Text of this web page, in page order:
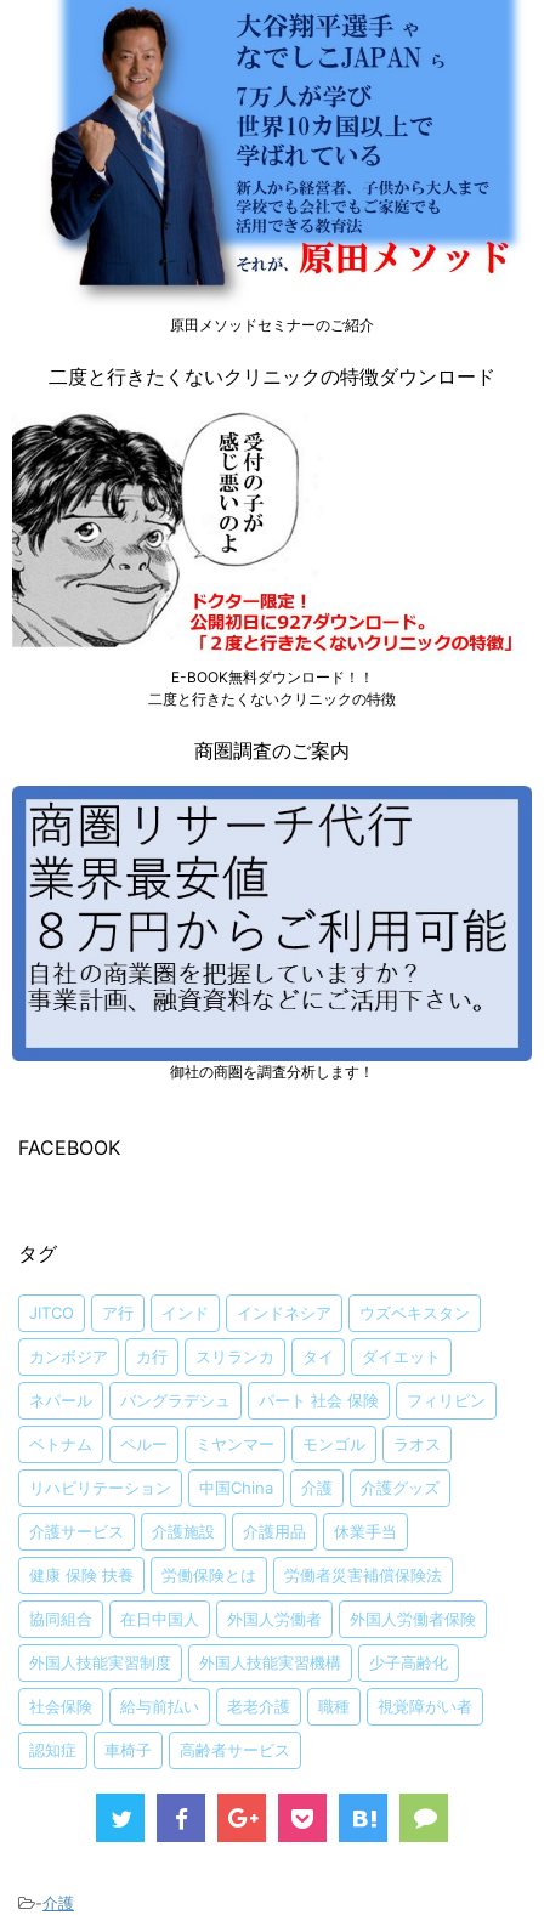
原田メソッドセミナーのご紹介
二度と行きたくないクリニックの特徴ダウンロード
E-BOOK無料ダウンロード！！
二度と行きたくないクリニックの特徴
商圏調査のご案内
御社の商圏を調査分析します！
FACEBOOK
タグ
JITCO ア行 インド インドネシア ウズベキスタン
カンボジア カ行 スリランカ タイ ダイエット
ネパール バングラデシュ パート 社会 保険 フィリピン
ベトナム ペルー ミヤンマー モンゴル ラオス
リハビリテーション 中国China 介護 介護グッズ
介護サービス 介護施設 介護用品 休業手当
健康 保険 扶養 労働保険とは 労働者災害補償保険法
協同組合 在日中国人 外国人労働者 外国人労働者保険
外国人技能実習制度 外国人技能実習機構 少子高齢化
社会保険 給与前払い 老老介護 職種 視覚障がい者
認知症 車椅子 高齢者サービス
-介護